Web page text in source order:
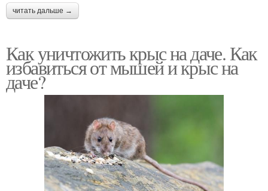
читать дальше →
Как уничтожить крыс на даче. Как
избавиться от мышей и крыс на
даче?